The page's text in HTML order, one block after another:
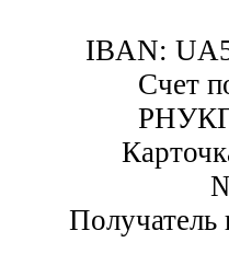
IBAN:
Счет
Получатель